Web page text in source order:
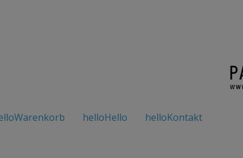
helloHello helloKontakt